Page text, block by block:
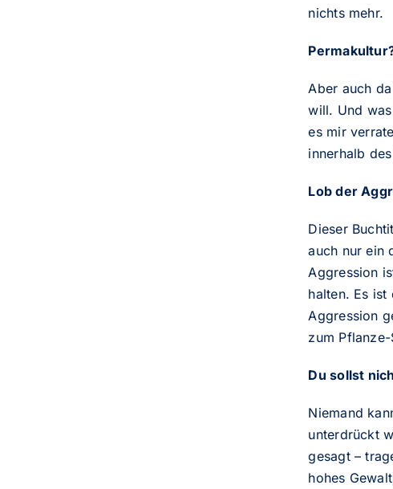
nichts mehr.
Aber auch
will. Und
es mir
innerhalb
Lob der
Dieser
auch nur ein
Aggression
halten. Es
Aggression
zum
Du sollst
Niemand
unterdrückt
gesagt –
hohes